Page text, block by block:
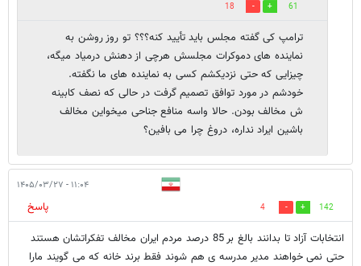
61
18
ترامپ کی گفته مجلس باید تأیید کنه؟؟؟ تو روز روشن به
نماینده های دموکرات مجلسش هرچی از دهنش درمیاد میگه،
چیزایی که حتی نزدیکشم کسی به نماینده های ما نگفته.
خودشم در مورد توافق تصمیم گرفت در حالی که نصف کابینه
ش مخالف بودن. حالا واسه منافع جناحی میخواین مخالف
باشین ایراد نداره، دروغ چرا می بافین؟
۱۱:۰۴ - ۱۴۰۵/۰۳/۲۷
142
4
پاسخ
انتخابات آزاد تا بدانند بالغ بر 85 درصد مردم ایران مخالف تفکراتشان هستند
حتی نمی خواهند مدیر مدرسه ی هم شوند فقط برند خانه که می گویند مارا